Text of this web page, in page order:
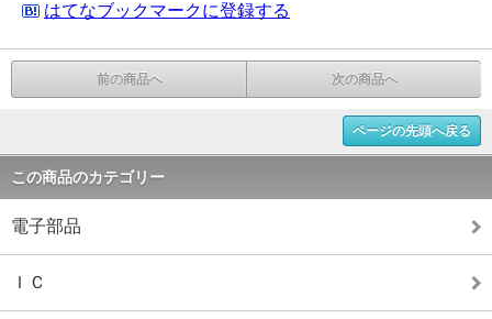
はてなブックマークに登録する
前の商品へ 次の商品へ
ページの先頭へ戻る
この商品のカテゴリー
電子部品
ＩＣ